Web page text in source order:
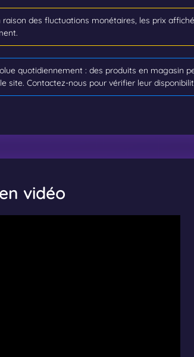
des fluctuations monétaires, les prix
quotidiennement : des produits en magasin
site. Contactez-nous pour vérifier leur
vidéo